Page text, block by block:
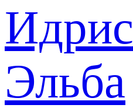
Идрис
Эльба